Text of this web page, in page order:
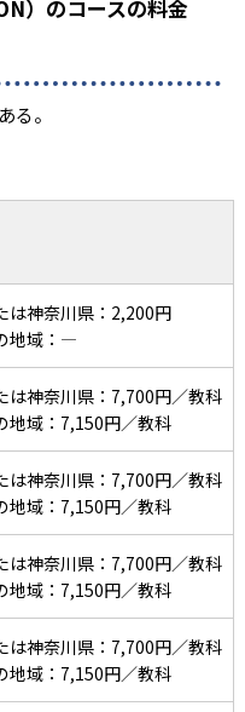
）のコースの料金
る。
は神奈川県：2,200円
地域：―
は神奈川県：7,700円／教科
地域：7,150円／教科
は神奈川県：7,700円／教科
地域：7,150円／教科
は神奈川県：7,700円／教科
地域：7,150円／教科
は神奈川県：7,700円／教科
地域：7,150円／教科